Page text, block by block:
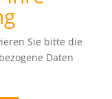
Sie bitte die
Daten